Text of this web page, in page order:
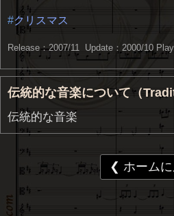
クリスマス
Release：2007/11 Update：2000/10
伝統的な音楽について（
伝統的な音楽
❮ ホームに